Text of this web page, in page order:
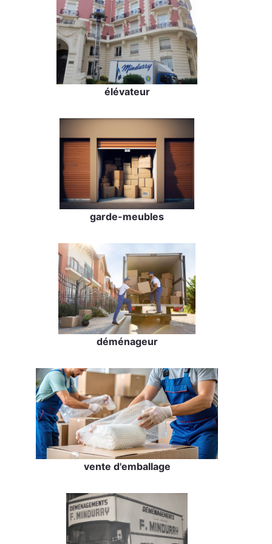
élévateur
garde-meubles
déménageur
vente d'emballage